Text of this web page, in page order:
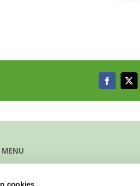
cookies
Facebook
X
MENU
Kun je steun gebruiken?